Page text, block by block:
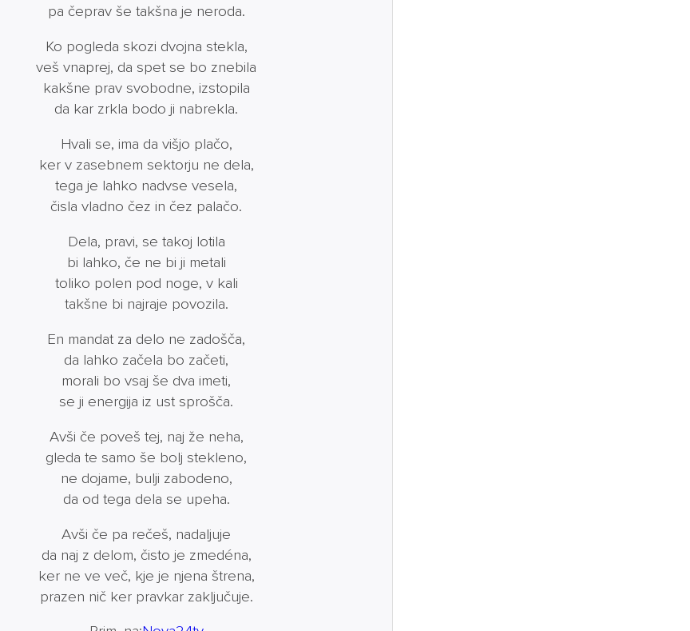
pa čeprav še takšna je neroda.
Ko pogleda skozi dvojna stekla,
veš vnaprej, da spet se bo znebila
kakšne prav svobodne, izstopila
da kar zrkla bodo ji nabrekla.
Hvali se, ima da višjo plačo,
ker v zasebnem sektorju ne dela,
tega je lahko nadvse vesela,
čisla vladno čez in čez palačo.
Dela, pravi, se takoj lotila
bi lahko, če ne bi ji metali
toliko polen pod noge, v kali
takšne bi najraje povozila.
En mandat za delo ne zadošča,
da lahko začela bo začeti,
morali bo vsaj še dva imeti,
se ji energija iz ust sprošča.
Avši če poveš tej, naj že neha,
gleda te samo še bolj stekleno,
ne dojame, bulji zabodeno,
da od tega dela se upeha.
Avši če pa rečeš, nadaljuje
da naj z delom, čisto je zmedéna,
ker ne ve več, kje je njena štrena,
prazen nič ker pravkar zaključuje.